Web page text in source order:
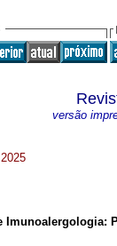
versão
Imunoalergologia: